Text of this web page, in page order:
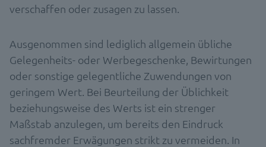
verschaffen oder zusagen zu lassen.
Ausgenommen sind lediglich allgemein übliche
Gelegenheits- oder Werbegeschenke, Bewirtungen
oder sonstige gelegentliche Zuwendungen von
geringem Wert. Bei Beurteilung der Üblichkeit
beziehungsweise des Werts ist ein strenger
Maßstab anzulegen, um bereits den Eindruck
sachfremder Erwägungen strikt zu vermeiden. In